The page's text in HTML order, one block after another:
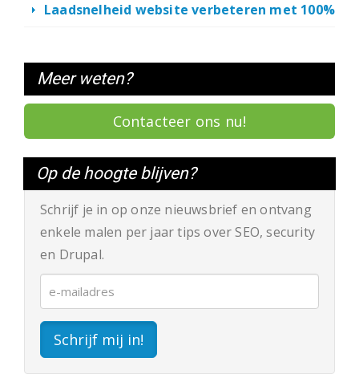
Laadsnelheid website verbeteren met 100%
Meer weten?
Contacteer ons nu!
Op de hoogte blijven?
Schrijf je in op onze nieuwsbrief en ontvang
enkele malen per jaar tips over SEO, security
en Drupal.
Schrijf mij in!